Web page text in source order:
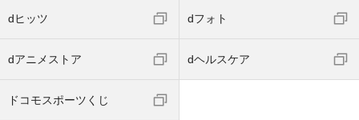
dヒッツ dフォト
dアニメストア dヘルスケア
ドコモスポーツくじ